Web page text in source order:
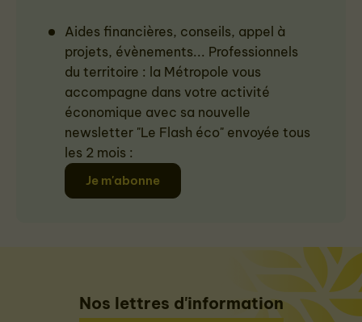
Aides financières, conseils, appel à
projets, évènements... Professionnels
du territoire : la Métropole vous
accompagne dans votre activité
économique avec sa nouvelle
newsletter "Le Flash éco" envoyée tous
les 2 mois :
Je m'abonne
Nos lettres d'information